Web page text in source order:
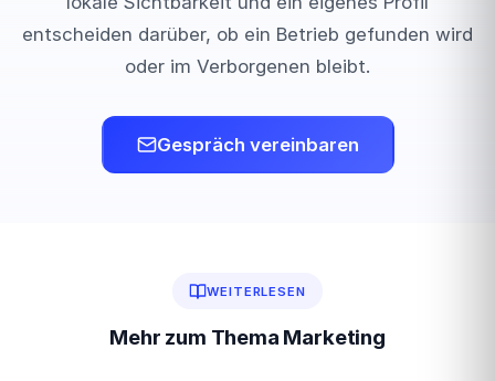
entscheiden darüber, ob ein Betrieb gefunden wird
oder im Verborgenen bleibt.
Gespräch vereinbaren
WEITERLESEN
Mehr zum Thema Marketing